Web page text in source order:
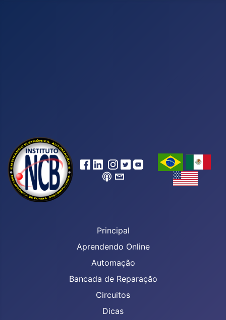
Principal
Aprendendo Online
Automação
Bancada de Reparação
Circuitos
Dicas